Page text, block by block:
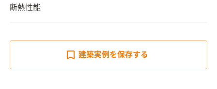
断熱性能
建築実例を保存する